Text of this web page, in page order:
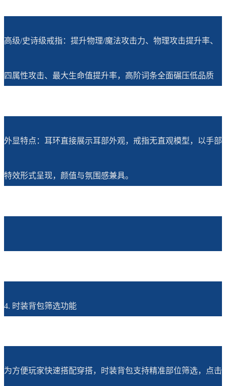
高级/史诗级戒指：提升物理/魔法攻击力、物理攻击提升率、
四属性攻击、最大生命值提升率，高阶词条全面碾压低品质
外显特点：耳环直接展示耳部外观，戒指无直观模型，以手部
特效形式呈现，颜值与氛围感兼具。
4. 时装背包筛选功能
为方便玩家快速搭配穿搭，时装背包支持精准部位筛选，点击